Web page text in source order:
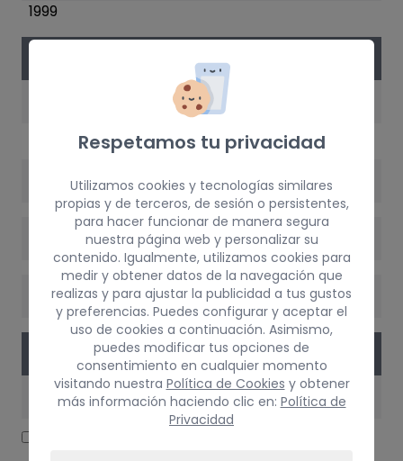
1999
VERSIÓN DEL VEHÍCULO
164DS.000
POTENCIA
VERSIÓN
CAMBIO
ELECTRICIDAD
Respetamos tu privacidad
Utilizamos cookies y tecnologías similares
propias y de terceros, de sesión o persistentes,
para hacer funcionar de manera segura
nuestra página web y personalizar su
contenido. Igualmente, utilizamos cookies para
medir y obtener datos de la navegación que
realizas y para ajustar la publicidad a tus gustos
y preferencias. Puedes configurar y aceptar el
uso de cookies a continuación. Asimismo,
puedes modificar tus opciones de
consentimiento en cualquier momento
visitando nuestra Política de Cookies y obtener
más información haciendo clic en: Política de
Privacidad